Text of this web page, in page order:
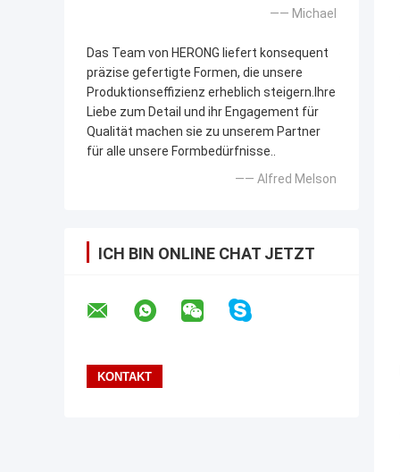
—— Michael
Das Team von HERONG liefert konsequent
präzise gefertigte Formen, die unsere
Produktionseffizienz erheblich steigern.Ihre
Liebe zum Detail und ihr Engagement für
Qualität machen sie zu unserem Partner
für alle unsere Formbedürfnisse..
—— Alfred Melson
ICH BIN ONLINE CHAT JETZT